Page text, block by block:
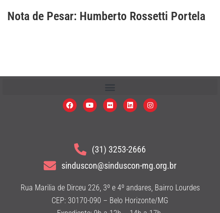
Nota de Pesar: Humberto Rossetti Portela
(31) 3253-2666
sinduscon@sinduscon-mg.org.br
Rua Marilia de Dirceu 226, 3º e 4º andares, Bairro Lourdes
CEP: 30170-090 – Belo Horizonte/MG